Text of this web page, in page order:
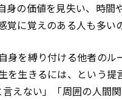
身の価値を見失い、時
覚に覚えのある人も多い
身を縛り付ける他者の
を生きるには、という
えない」「周囲の人間